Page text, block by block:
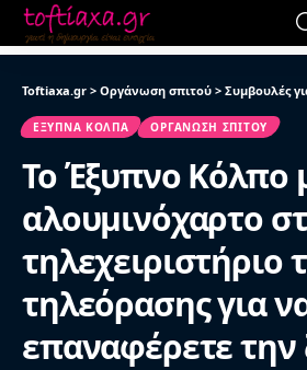
Toftiaxa.gr > Οργάνωση σπιτού > Συμβουλές
ΈΞΥΠΝΑ ΚΌΛΠΑ ΟΡΓΆΝΩΣΗ ΣΠΙΤΟΎ
Το Έξυπνο Κόλπο
αλουμινόχαρτο
τηλεχειριστήριο
τηλεόρασης για
επαναφέρετε